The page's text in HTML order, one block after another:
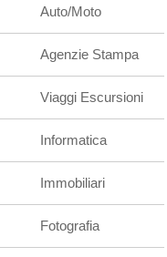
Auto/Moto
Agenzie Stampa
Viaggi Escursioni
Informatica
Immobiliari
Fotografia